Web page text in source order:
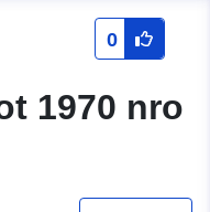
0
1970 nro